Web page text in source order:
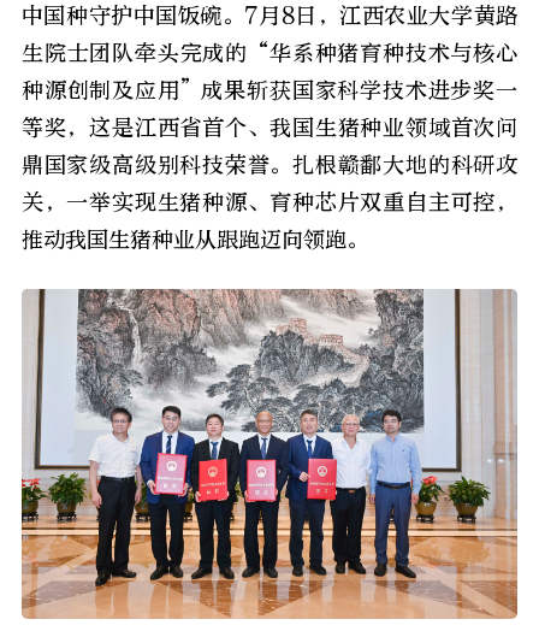
中国种守护中国饭碗。7月8日，江西农业大学黄路
生院士团队牵头完成的“华系种猪育种技术与核心
种源创制及应用”成果斩获国家科学技术进步奖一
等奖，这是江西省首个、我国生猪种业领域首次问
鼎国家级高级别科技荣誉。扎根赣鄱大地的科研攻
关，一举实现生猪种源、育种芯片双重自主可控，
推动我国生猪种业从跟跑迈向领跑。